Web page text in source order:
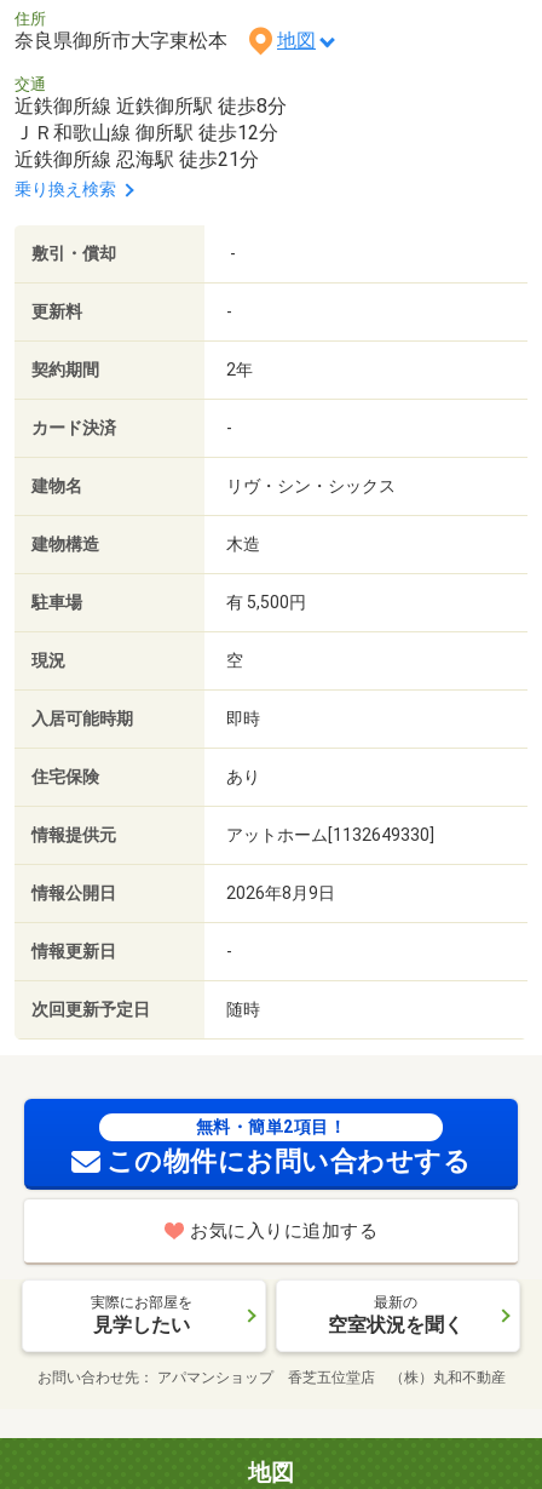
住所
奈良県御所市大字東松本 地図
交通
近鉄御所線 近鉄御所駅 徒歩8分
ＪＲ和歌山線 御所駅 徒歩12分
近鉄御所線 忍海駅 徒歩21分
乗り換え検索
敷引・償却 -
更新料 -
契約期間 2年
カード決済 -
建物名 リヴ・シン・シックス
建物構造 木造
駐車場 有 5,500円
現況 空
入居可能時期 即時
住宅保険 あり
情報提供元 アットホーム[1132649330]
情報公開日 2026年8月9日
情報更新日 -
次回更新予定日 随時
無料・簡単2項目！
この物件にお問い合わせする
お気に入りに追加する
実際にお部屋を
見学したい
最新の
空室状況を聞く
お問い合わせ先 アパマンショップ 香芝五位堂店 （株）丸和不動産
地図